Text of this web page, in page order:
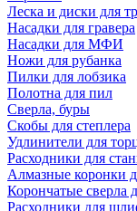
Леска и диски для
Насадки для гравера
Насадки для МФИ
Ножи для рубанка
Пилки для лобзика
Полотна для пил
Сверла, буры
Скобы для степлера
Удлинители для
Расходники для
Алмазные коронки
Корончатые сверла
Расходники для